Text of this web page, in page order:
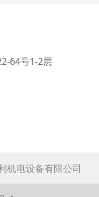
64号1-2层
机电设备有限公司